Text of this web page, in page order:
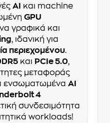
AI
και machine
GPU
γραφικά και
, ιδανική για
περιεχομένου.
και PCIe 5.0,
μεταφοράς
ενσωματωμένα AI
4
συνδεσιμότητα
workloads!